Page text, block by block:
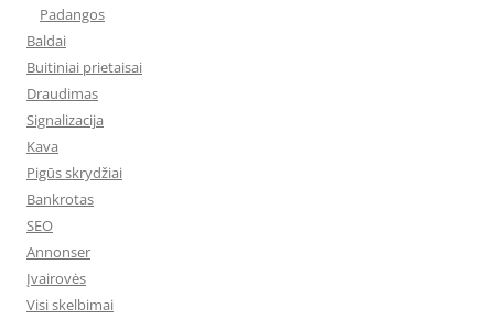
Padangos
Baldai
Buitiniai prietaisai
Draudimas
Signalizacija
Kava
Pigūs skrydžiai
Bankrotas
SEO
Annonser
Įvairovės
Visi skelbimai